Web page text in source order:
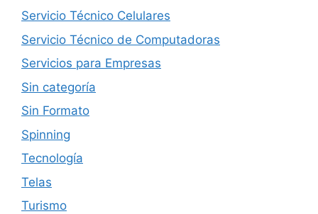
Servicio Técnico Celulares
Servicio Técnico de Computadoras
Servicios para Empresas
Sin categoría
Sin Formato
Spinning
Tecnología
Telas
Turismo